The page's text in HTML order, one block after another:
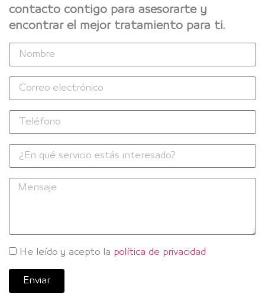
contacto contigo para asesorarte y
encontrar el mejor tratamiento para ti.
He leído y acepto la política de privacidad
Enviar